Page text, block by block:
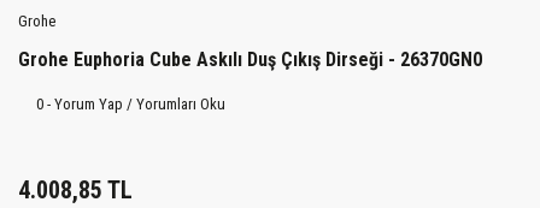
Grohe
Grohe Euphoria Cube Askılı Duş Çıkış Dirseği - 26370GN0
0 - Yorum Yap / Yorumları Oku
4.008,85 TL